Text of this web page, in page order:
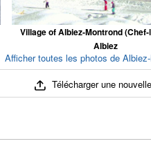
Village of Albiez-Montrond (Chef-
Albiez
Afficher toutes les photos de
Télécharger une